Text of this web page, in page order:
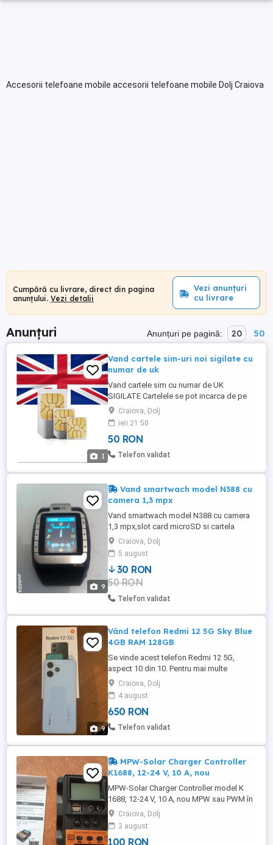
Accesorii telefoane mobile accesorii telefoane mobile Dolj Craiova
Cumpără cu livrare, direct din pagina
anunțului. Vezi detalii
Vezi anunțuri
cu livrare
Anunțuri Anunțuri pe pagină: 20 50
1
Vand cartele sim-uri noi sigilate cu
numar de uk
Vand cartele sim cu numar de UK
SIGILATE Cartelele se pot incarca de pe
cardul bancar romanesc. Se activeaza ca
orice alta cartela din țară (ca în RO).
Craiova, Dolj
ieri 21:50
50 RON
Telefon validat
9
Vand smartwach model N388 cu
camera 1,3 mpx
Vand smartwach model N388 cu camera
1,3 mpx,slot card microSD si cartela
sim,bluethooth(poate fi folosit atat cu sim
cat si conectat la alt telefon prin
bluethooth)perfect functional dar fara
curea
Craiova, Dolj
5 august
30 RON
50 RON
Telefon validat
9
Vând telefon Redmi 12 5G Sky Blue
4GB RAM 128GB
Se vinde acest telefon Redmi 12 5G,
aspect 10 din 10. Pentru mai multe
informatii sunati la numărul afisat
Craiova, Dolj
4 august
650 RON
Telefon validat
MPW-Solar Charger Controller
K1688, 12-24 V, 10 A, nou
MPW-Solar Charger Controller model K
1688, 12-24 V, 10 A, nou MPW sau PWM în
contextul unui controler solar (solar
charge controller) înseamnă Pulse Width
Modulation (Modulație în Lățime a
Impulsului). Este o tehnologie utilizată
Craiova, Dolj
3 august
100 RON